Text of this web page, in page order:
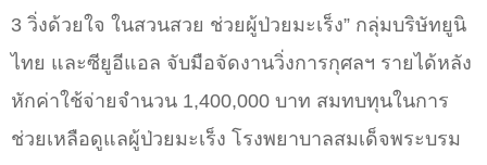
3 วิ่งด้วยใจ ในสวนสวย ช่วยผู้ป่วยมะเร็ง” กลุ่มบริษัทยูนิ
ไทย และซียูอีแอล จับมือจัดงานวิ่งการกุศลฯ รายได้หลัง
หักค่าใช้จ่ายจำนวน 1,400,000 บาท สมทบทุนในการ
ช่วยเหลือดูแลผู้ป่วยมะเร็ง โรงพยาบาลสมเด็จพระบรม